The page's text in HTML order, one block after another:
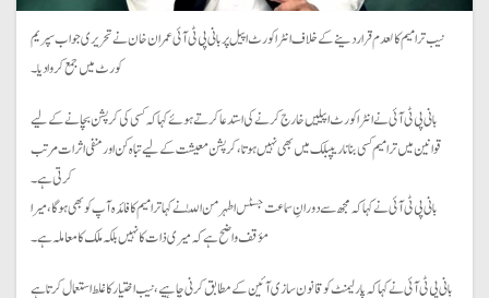
نیب ترامیم کالعدم قرار دینے کے خلاف انٹرا کورٹ اپیل پر بانی پی ٹی آئی عمران خان نے تحریری جواب سپریم
کورٹ میں جمع کروا دیا۔
بانی پی ٹی آئی نے انٹرا کورٹ اپیلیں خارج کرنے کی استدعا کرتے ہوئے کہا کہ کسی کی کرپشن بچانے کے لیے
قوانین میں ترامیم کسی بنانا ریپبلک میں بھی نہیں ہوتا، کرپشن معیشت کے لیے تباہ کن اور منفی اثرات مرتب
کرتی ہے۔
بانی پی ٹی آئی نے کہا کہ مجھ سے دورانِ سماعت جسٹس اطہر من اللّٰہ نے کہا ترامیم کا فائدہ آپ کو بھی ہو گا، میرا
مؤقف واضح ہے کہ میری ذات کا نہیں بلکہ ملک کا معاملہ ہے۔
بانی پی ٹی آئی نے کہا کہ پارلیمنٹ کو قانون سازی آئین کے مطابق کرنی چاہیے، نیب اختیار کا غلط استعمال کرتا ہے